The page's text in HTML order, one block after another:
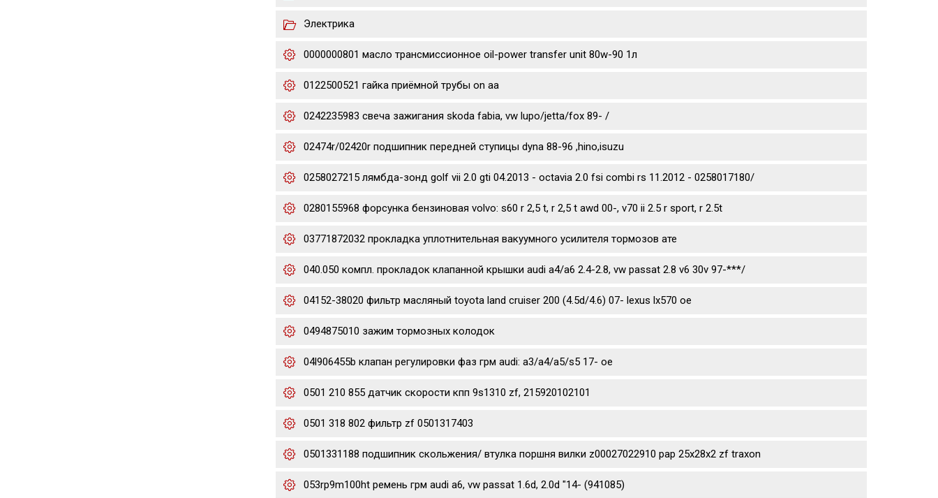
Электрика
0000000801 масло трансмиссионное oil-power transfer unit 80w-90 1л
0122500521 гайка приёмной трубы on aa
0242235983 свеча зажигания skoda fabia, vw lupo/jetta/fox 89- /
02474r/02420r подшипник передней ступицы dyna 88-96 ,hino,isuzu
0258027215 лямбда-зонд golf vii 2.0 gti 04.2013 - octavia 2.0 fsi combi rs 11.2012 - 0258017180/
0280155968 форсунка бензиновая volvo: s60 r 2,5 t, r 2,5 t awd 00-, v70 ii 2.5 r sport, r 2.5t
03771872032 прокладка уплотнительная вакуумного усилителя тормозов ате
040.050 компл. прокладок клапанной крышки audi a4/a6 2.4-2.8, vw passat 2.8 v6 30v 97-***/
04152-38020 фильтр масляный toyota land cruiser 200 (4.5d/4.6) 07- lexus lx570 oe
0494875010 зажим тормозных колодок
04l906455b клапан регулировки фаз грм audi: a3/a4/a5/s5 17- oe
0501 210 855 датчик скорости кпп 9s1310 zf, 215920102101
0501 318 802 фильтр zf 0501317403
0501331188 подшипник скольжения/ втулка поршня вилки z00027022910 pap 25x28x2 zf traxon
053rp9m100ht ремень грм audi a6, vw passat 1.6d, 2.0d "14- (941085)